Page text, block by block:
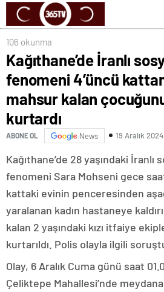
çocuğunu itfaiye kurtardı
106 okunma
Kağıthane’de İranlı
fenomeni 4’üncü
mahsur kalan
kurtardı
ABONE OL News 19 Aralık
Kağıthane’de 28 yaşındaki İranlı
fenomeni Sara Mohseni gece
kattaki evinin penceresinden
yaralanan kadın hastaneye
kalan 2 yaşındaki kızı itfaiye
kurtarıldı. Polis olayla ilgili
Olay, 6 Aralık Cuma günü saat
Çeliktepe Mahallesi’nde